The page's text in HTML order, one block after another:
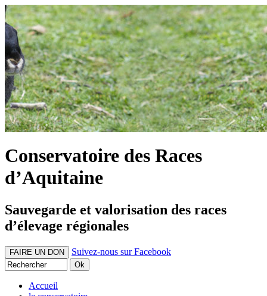
Conservatoire des Races
d’Aquitaine
Sauvegarde et valorisation des races
d’élevage régionales
FAIRE UN DON Suivez-nous sur Facebook
Accueil